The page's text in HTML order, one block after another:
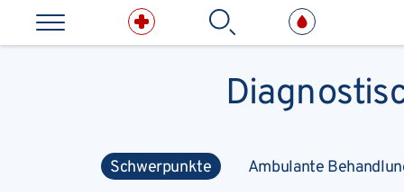
Direkt zum Inhalt springen
Schwerpunkte Ambulante
Kliniken & medizinische